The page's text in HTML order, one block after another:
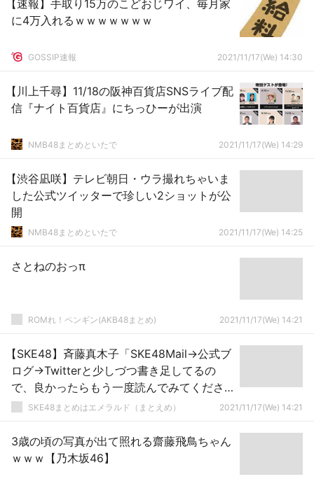
【速報】手取り15万のこどおじワイ、毎月家
に4万入れるｗｗｗｗｗｗｗ
GOSSIP速報 2021/11/17(We) 14:30
【川上千尋】11/18の阪神百貨店SNSライブ配
信『ナイト百貨店』にちっひーが出演
NMB48まとめといたで 2021/11/17(We) 14:29
【渋谷凪咲】テレビ朝日・ウラ撮れちゃいま
した公式ツイッターで珍しい2ショットが公
開
NMB48まとめといたで 2021/11/17(We) 14:25
さとねのおっπ
ROMれ！ペンギン(AKB48まとめ) 2021/11/17(We) 14:21
【SKE48】斉藤真木子「SKE48Mail→公式ブ
ログ→Twitterと少しづつ書き足してるの
で、良かったらもう一度読んでみてくださ
い」SKE48まとめはエメラルド（まとえめ） 2021/11/17(We) 14:21
3歳の頃の写真が出て照れる齋藤飛鳥ちゃん
ｗｗｗ【乃木坂46】